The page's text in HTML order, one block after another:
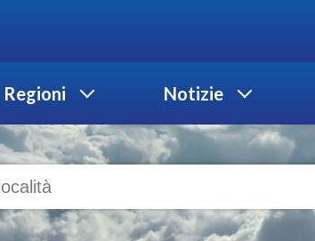
Regioni Notizie